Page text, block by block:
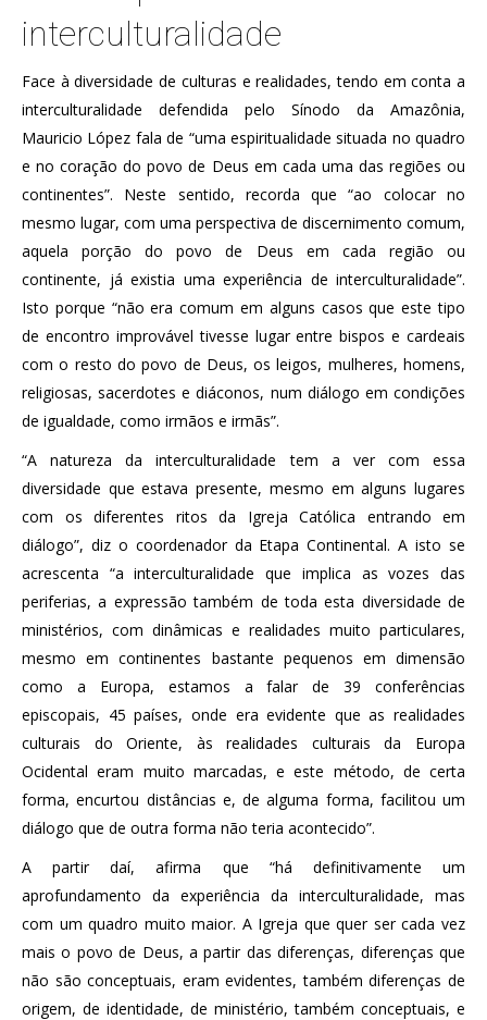
interculturalidade
Face à diversidade de culturas e realidades, tendo em conta a
interculturalidade defendida pelo Sínodo da Amazônia,
Mauricio López fala de “uma espiritualidade situada no quadro
e no coração do povo de Deus em cada uma das regiões ou
continentes”. Neste sentido, recorda que “ao colocar no
mesmo lugar, com uma perspectiva de discernimento comum,
aquela porção do povo de Deus em cada região ou
continente, já existia uma experiência de interculturalidade”.
Isto porque “não era comum em alguns casos que este tipo
de encontro improvável tivesse lugar entre bispos e cardeais
com o resto do povo de Deus, os leigos, mulheres, homens,
religiosas, sacerdotes e diáconos, num diálogo em condições
de igualdade, como irmãos e irmãs”.
“A natureza da interculturalidade tem a ver com essa
diversidade que estava presente, mesmo em alguns lugares
com os diferentes ritos da Igreja Católica entrando em
diálogo”, diz o coordenador da Etapa Continental. A isto se
acrescenta “a interculturalidade que implica as vozes das
periferias, a expressão também de toda esta diversidade de
ministérios, com dinâmicas e realidades muito particulares,
mesmo em continentes bastante pequenos em dimensão
como a Europa, estamos a falar de 39 conferências
episcopais, 45 países, onde era evidente que as realidades
culturais do Oriente, às realidades culturais da Europa
Ocidental eram muito marcadas, e este método, de certa
forma, encurtou distâncias e, de alguma forma, facilitou um
diálogo que de outra forma não teria acontecido”.
A partir daí, afirma que “há definitivamente um
aprofundamento da experiência da interculturalidade, mas
com um quadro muito maior. A Igreja que quer ser cada vez
mais o povo de Deus, a partir das diferenças, diferenças que
não são conceptuais, eram evidentes, também diferenças de
origem, de identidade, de ministério, também conceptuais, e